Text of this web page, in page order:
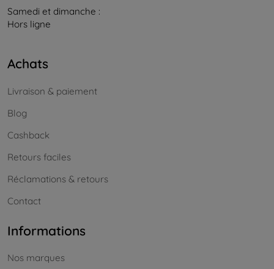
Samedi et dimanche :
Hors ligne
Achats
Livraison & paiement
Blog
Cashback
Retours faciles
Réclamations & retours
Contact
Informations
Nos marques